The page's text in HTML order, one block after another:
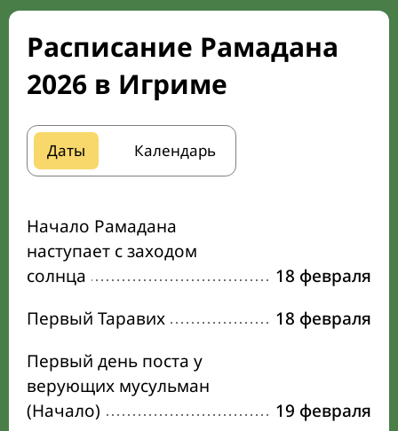
Расписание Рамадана
2026 в Игриме
Даты Календарь
Начало Рамадана
наступает с заходом
солнца
18 февраля
Первый Таравих
18 февраля
Первый день поста у
верующих мусульман
(Начало)
19 февраля